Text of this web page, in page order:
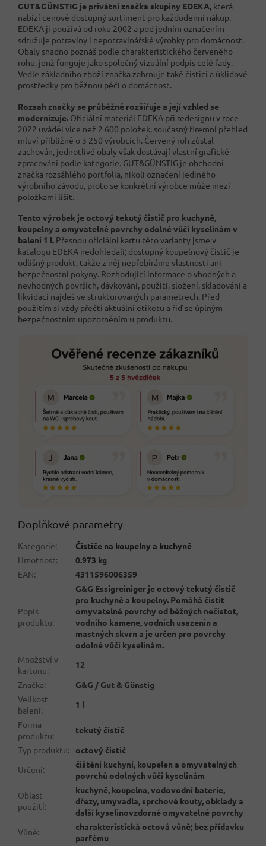
GUT&GÜNSTIG je privátní značka skupiny EDEKA, která
nabízí cenově dostupný sortiment pro každodenní nákup.
EDEKA ji používá od roku 2002 a pod jedním označením
sdružuje potraviny i nepotravinářské výrobky pro domácnost.
Obaly snadno poznáš podle charakteristického červeného
rohu, jenž funguje jako společný vizuální podpis celé řady.
Vedle základního zboží značka zahrnuje také čisticí a úklidové
prostředky pro běžnou péči o domácnost.
Rozsah značky se průběžně rozšiřuje a její vzhled se
modernizuje. Oficiální materiál EDEKA při redesignu v roce
2022 uváděl více než 2 600 položek, současný firemní přehled
mluví přibližně o 3 250 výrobcích. Červený roh zůstal
zachován, jednotlivé obaly však dostávají vlastní grafické
zpracování podle kategorie. GUT&GÜNSTIG je obchodní
značka rozsáhlého portfolia, nikoli označení jediného
výrobního závodu, proto se konkrétní výrobce může mezi
položkami lišit.
Tento výrobek je octový tekutý čistič pro kuchyně,
koupelny a omyvatelné povrchy odolné vůči kyselinám v
balení 1 l. Přesnou oficiální kartu této varianty jsme v
katalogu EDEKA nedohledali; dostupný koupelnový čistič je
odlišný produkt, takže z něj nepřebíráme vlastnosti ani
bezpečnostní pokyny. Rozhodující informace o vhodných a
nevhodných površích, dávkování, použití, složení, skladování a
likvidaci najdeš ve strukturovaných parametrech. Před
použitím si vždy přečti aktuální etiketu a řiď se úplným
bezpečnostním upozorněním u produktu.
Doplňkové parametry
Kategorie:
Čističe na koupelny a kuchyně
Hmotnost:
0.973 kg
EAN: 4311596006359
Popis
produktu:
G&G Essigreiniger je octový tekutý čistič
pro kuchyně a koupelny. Pomáhá čistit
omyvatelné povrchy od běžných nečistot,
vodního kamene, vodních usazenin a
mastných skvrn a je určen pro povrchy
odolné vůči kyselinám.
Množství v
kartonu:
12
Značka:
G&G / Gut & Günstig
Velikost
balení:
1 l
Forma
produktu:
tekutý čistič
Typ produktu:
octový čistič
Určení:
čištění kuchyní, koupelen a omyvatelných
povrchů odolných vůči kyselinám
Oblast
použití:
kuchyně, koupelna, vodovodní baterie,
dřezy, umyvadla, sprchové kouty, obklady a
další kyselinovzdorné omyvatelné povrchy
Vůně:
charakteristická octová vůně; bez přídavku
parfému